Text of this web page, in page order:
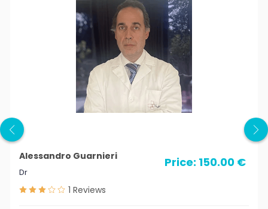
Alessandro Guarnieri
Dr
Price: 150.00 €
1 Reviews